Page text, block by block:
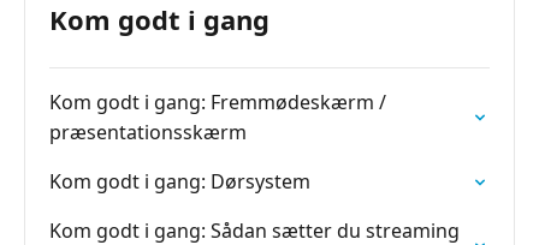
Kom godt i gang
Kom godt i gang: Fremmødeskærm /
præsentationsskærm
Kom godt i gang: Dørsystem
Kom godt i gang: Sådan sætter du streaming